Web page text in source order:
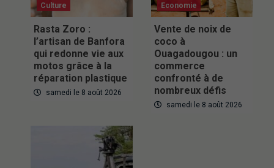
Culture
Rasta Zoro :
l’artisan de Banfora
qui redonne vie aux
motos grâce à la
réparation plastique
samedi le 8 août 2026
Economie
Vente de noix de
coco à
Ouagadougou : un
commerce
confronté à de
nombreux défis
samedi le 8 août 2026